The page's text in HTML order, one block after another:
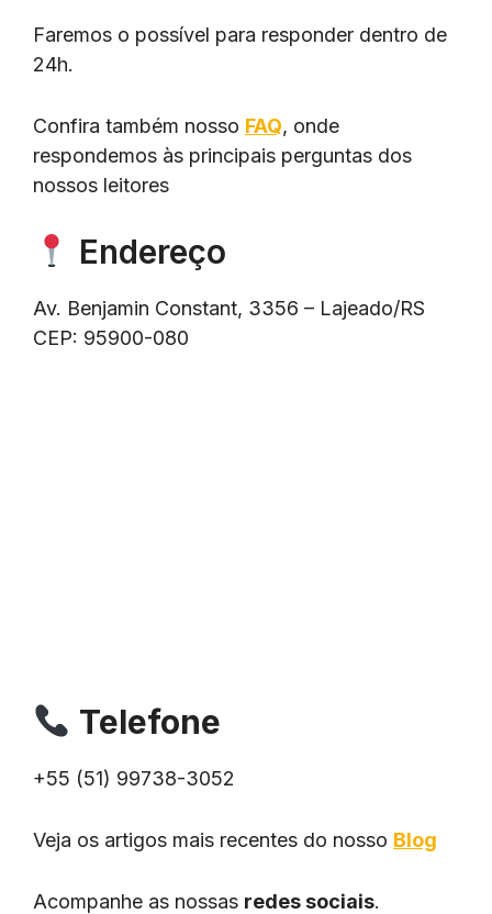
Faremos o possível para responder dentro de
24h.
Confira também nosso FAQ, onde
respondemos às principais perguntas dos
nossos leitores
Endereço
Av. Benjamin Constant, 3356 – Lajeado/RS
CEP: 95900-080
Telefone
+55 (51) 99738-3052
Veja os artigos mais recentes do nosso Blog
Acompanhe as nossas redes sociais.